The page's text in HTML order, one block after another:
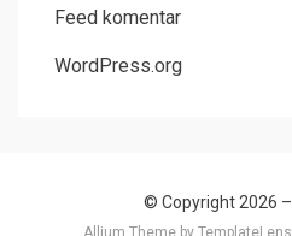
Feed komentar
WordPress.org
© Copyright 2026 –